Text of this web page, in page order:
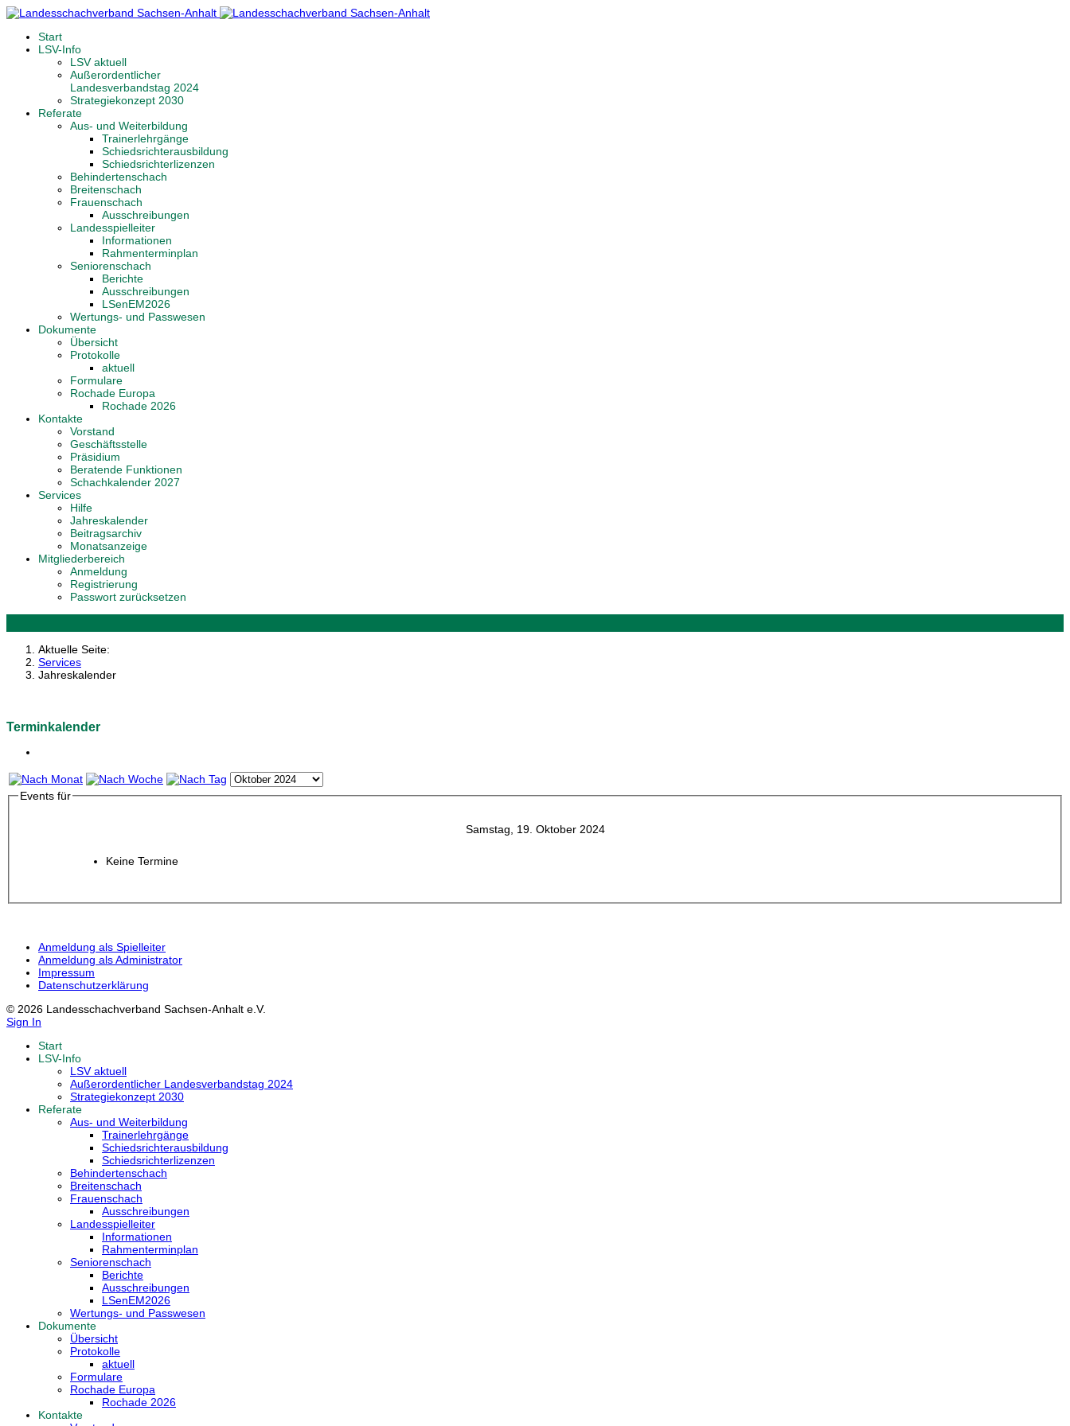
Start
LSV-Info
LSV aktuell
Außerordentlicher
Landesverbandstag 2024
Strategiekonzept 2030
Referate
Aus- und Weiterbildung
Trainerlehrgänge
Schiedsrichterausbildung
Schiedsrichterlizenzen
Behindertenschach
Breitenschach
Frauenschach
Ausschreibungen
Landesspielleiter
Informationen
Rahmenterminplan
Seniorenschach
Berichte
Ausschreibungen
LSenEM2026
Wertungs- und Passwesen
Dokumente
Übersicht
Protokolle
aktuell
Formulare
Rochade Europa
Rochade 2026
Kontakte
Vorstand
Geschäftsstelle
Präsidium
Beratende Funktionen
Schachkalender 2027
Services
Hilfe
Jahreskalender
Beitragsarchiv
Monatsanzeige
Mitgliederbereich
Anmeldung
Registrierung
Passwort zurücksetzen
Aktuelle Seite:
Services
Jahreskalender
Terminkalender
Events für
Samstag, 19. Oktober 2024
Keine Termine
Anmeldung als Spielleiter
Anmeldung als Administrator
Impressum
Datenschutzerklärung
© 2026 Landesschachverband Sachsen-Anhalt e.V.
Sign In
Start
LSV-Info
LSV aktuell
Außerordentlicher Landesverbandstag 2024
Strategiekonzept 2030
Referate
Aus- und Weiterbildung
Trainerlehrgänge
Schiedsrichterausbildung
Schiedsrichterlizenzen
Behindertenschach
Breitenschach
Frauenschach
Ausschreibungen
Landesspielleiter
Informationen
Rahmenterminplan
Seniorenschach
Berichte
Ausschreibungen
LSenEM2026
Wertungs- und Passwesen
Dokumente
Übersicht
Protokolle
aktuell
Formulare
Rochade Europa
Rochade 2026
Kontakte